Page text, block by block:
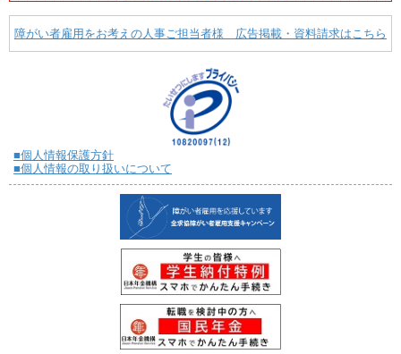
障がい者雇用をお考えの人事ご担当者様 広告掲載・資料請求はこちら
■個人情報保護方針
■個人情報の取り扱いについて